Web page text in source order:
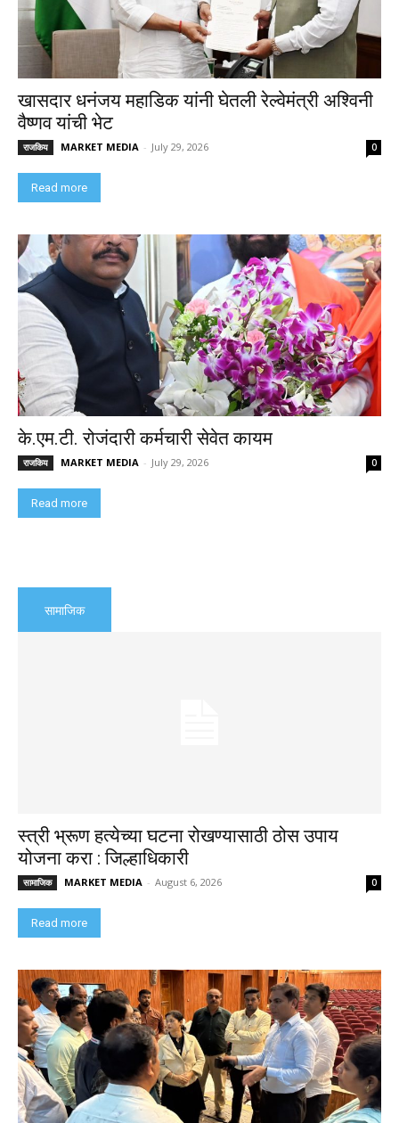
खासदार धनंजय महाडिक यांनी घेतली रेल्वेमंत्री अश्विनी
वैष्णव यांची भेट
राजकिय MARKET MEDIA - July 29, 2026 0
Read more
के.एम.टी. रोजंदारी कर्मचारी सेवेत कायम
राजकिय MARKET MEDIA - July 29, 2026 0
Read more
सामाजिक
स्त्री भ्रूण हत्येच्या घटना रोखण्यासाठी ठोस उपाय
योजना करा : जिल्हाधिकारी
सामाजिक MARKET MEDIA - August 6, 2026 0
Read more